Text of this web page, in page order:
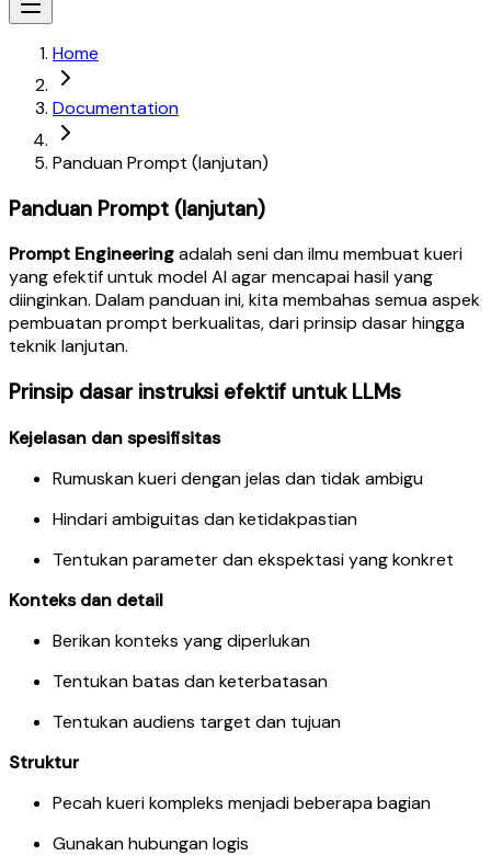
Home
Documentation
Panduan Prompt (lanjutan)
Panduan Prompt (lanjutan)
Prompt Engineeringadalah seni dan ilmu membuat kueri
yang efektif untuk model AI agar mencapai hasil yang
diinginkan. Dalam panduan ini, kita membahas semua aspek
pembuatan prompt berkualitas, dari prinsip dasar hingga
teknik lanjutan.
Prinsip dasar instruksi efektif untuk LLMs
Kejelasan dan spesifisitas
Rumuskan kueri dengan jelas dan tidak ambigu
Hindari ambiguitas dan ketidakpastian
Tentukan parameter dan ekspektasi yang konkret
Konteks dan detail
Berikan konteks yang diperlukan
Tentukan batas dan keterbatasan
Tentukan audiens target dan tujuan
Struktur
Pecah kueri kompleks menjadi beberapa bagian
Gunakan hubungan logis